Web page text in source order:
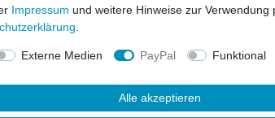
zu einem hervorragenden
ap-Tieferlegungsfedern
Impressum und weitere Hinweise zur
Externe Medien PayPal Funktional
Alle akzeptieren